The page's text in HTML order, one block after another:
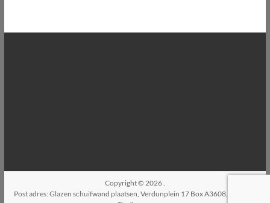
Copyright © 2026
Post adres: Glazen schuifwand plaatsen, Verdunplein 17 Box A3608, 5627SZ,